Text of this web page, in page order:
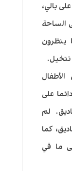
بالي،
الساحة
ينظرون
تتخيل.
على
لم
كما
ما في